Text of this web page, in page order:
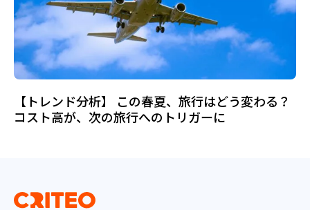
【トレンド分析】 この春夏、旅行はどう変わる？
コスト高が、次の旅行へのトリガーに